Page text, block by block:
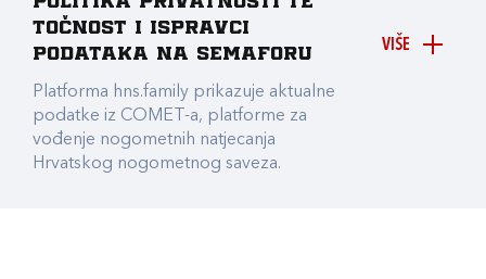
VIŠE
točnost i ispravci
podataka na Semaforu
Platforma hns.family prikazuje aktualne
podatke iz COMET-a, platforme za
vođenje nogometnih natjecanja
Hrvatskog nogometnog saveza.